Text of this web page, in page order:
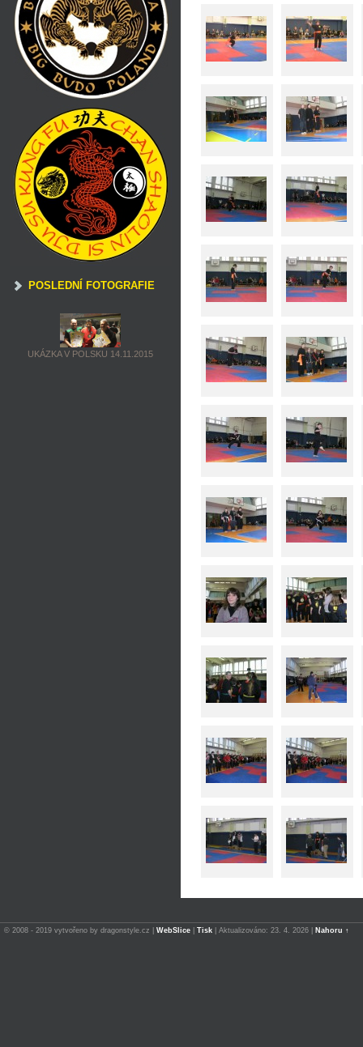
POSLEDNÍ FOTOGRAFIE
UKÁZKA V POLSKU 14.11.2015
© 2008 - 2019 vytvořeno by dragonstyle.cz | WebSlice Tisk Aktualizováno: 23. 4. 2026 Nahoru ↑